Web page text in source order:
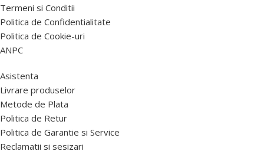
Termeni si Conditii
Politica de Confidentialitate
Politica de Cookie-uri
ANPC
Asistenta
Livrare produselor
Metode de Plata
Politica de Retur
Politica de Garantie si Service
Reclamatii si sesizari